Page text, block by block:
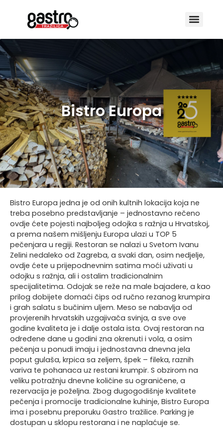
Bistro Europa
Bistro Europa jedna je od onih kultnih lokacija koja ne
treba posebno predstavljanje – jednostavno rečeno
ovdje ćete pojesti najboljeg odojka s ražnja u Hrvatskoj,
a prema našem mišljenju Europa ulazi u TOP 5
pečenjara u regiji. Restoran se nalazi u Svetom Ivanu
Zelini nedaleko od Zagreba, a svaki dan, osim nedjelje,
ovdje ćete u prijepodnevnim satima moći uživati u
odojku s ražnja, ali i ostalim tradicionalnim
specijalitetima. Odojak se reže na male bajadere, a kao
prilog dobijete domaći čips od ručno rezanog krumpira
i grah salatu s bučinim uljem. Meso se nabavlja od
provjerenih hrvatskih uzgajivača svinja, a sve ove
godine kvaliteta je i dalje ostala ista. Ovaj restoran na
određene dane u godini zna okrenuti i vola, a osim
pečenja u ponudi imaju i jednostavna dnevna jela
poput gulaša, krpica sa zeljem, špek – fileka, raznih
variva te pohanaca uz restani krumpir. S obzirom na
veliku potražnju dnevne količine su ograničene, a
rezervacija je poželjna. Zbog dugogodišnje kvalitete
pečenja i promocije tradicionalne kuhinje, Bistro Europa
ima i posebnu preporuku Gastro tražilice. Parking je
dostupan u sklopu restorana i ne naplaćuje se.